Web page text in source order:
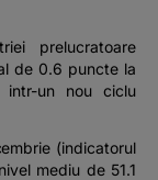
prelucratoare
de 0.6 puncte la
intr-un nou ciclu
(indicatorul
mediu de 51.1